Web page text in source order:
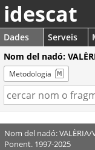
idescat
Dades Serveis
Nom del nadó:
Metodologia
Nom del nadó: VALÈRIA/
Ponent. 1997-2025